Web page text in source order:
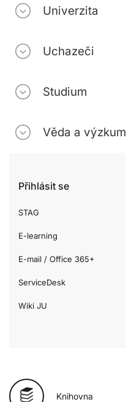
Univerzita
Uchazeči
Studium
Věda a výzkum
Přihlásit se
STAG
E-learning
E-mail / Office 365+
ServiceDesk
Wiki JU
Knihovna